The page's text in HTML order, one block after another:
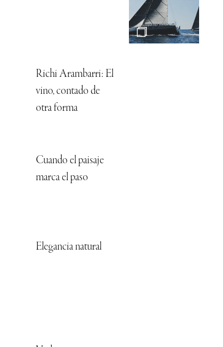
Richi Arambarri: El
vino, contado de
otra forma
Cuando el paisaje
marca el paso
Elegancia natural